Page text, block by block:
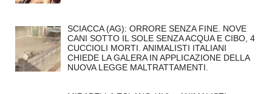
SCIACCA (AG): ORRORE SENZA FINE. NOVE
CANI SOTTO IL SOLE SENZA ACQUA E CIBO, 4
CUCCIOLI MORTI. ANIMALISTI ITALIANI
CHIEDE LA GALERA IN APPLICAZIONE DELLA
NUOVA LEGGE MALTRATTAMENTI.